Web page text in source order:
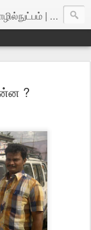
| அறிவியல்
?